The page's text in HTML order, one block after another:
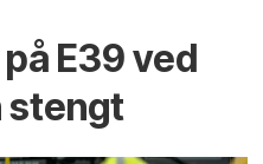
E39 ved
stengt